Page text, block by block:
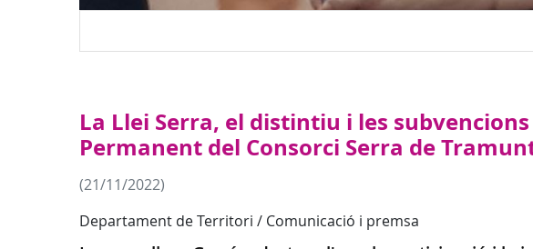
La Llei Serra, el distintiu i les
Permanent del Consorci Serra de
(21/11/2022)
Departament de Territori / Comunicació i premsa